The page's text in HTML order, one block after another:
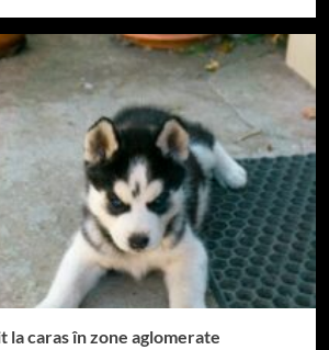
la caras în zone aglomerate